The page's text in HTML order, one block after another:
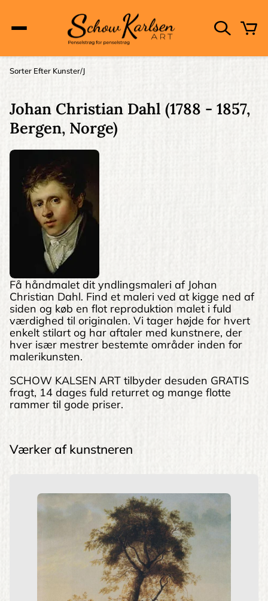
navigation
Brødkrumme
Sorter Efter Kunster J
Johan Christian Dahl (1788 - 1857,
Bergen, Norge)
Få håndmalet dit yndlingsmaleri af Johan
Christian Dahl. Find et maleri ved at kigge ned af
siden og køb en flot reproduktion malet i fuld
værdighed til originalen. Vi tager højde for hvert
enkelt stilart og har aftaler med kunstnere, der
hver især mestrer bestemte områder inden for
malerikunsten.
SCHOW KALSEN ART tilbyder desuden GRATIS
fragt, 14 dages fuld returret og mange flotte
rammer til gode priser.
Værker af kunstneren